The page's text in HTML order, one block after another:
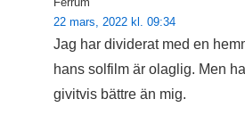
22 mars, 2022 kl. 09:34
Jag har dividerat med en
hans solfilm är olaglig. Men
givitvis bättre än mig.